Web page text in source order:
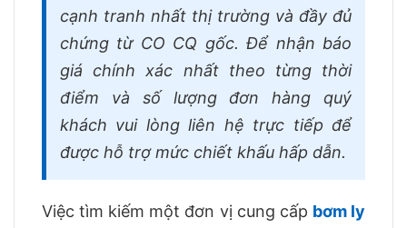
cạnh tranh nhất thị trường và đầy đủ
chứng từ CO CQ gốc. Để nhận báo
giá chính xác nhất theo từng thời
điểm và số lượng đơn hàng quý
khách vui lòng liên hệ trực tiếp để
được hỗ trợ mức chiết khấu hấp dẫn.
Việc tìm kiếm một đơn vị cung cấp bơm ly